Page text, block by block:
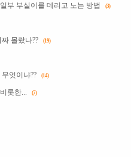
부 부실이를 데리고 노는 방법 (3)
몰랐나?? (19)
엇이냐?? (14)
롯한... (7)